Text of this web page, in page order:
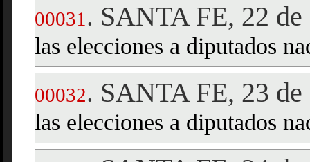
00031 . SANTA FE, 22
las elecciones a diputados
00032. SANTA FE, 23
las elecciones a diputados